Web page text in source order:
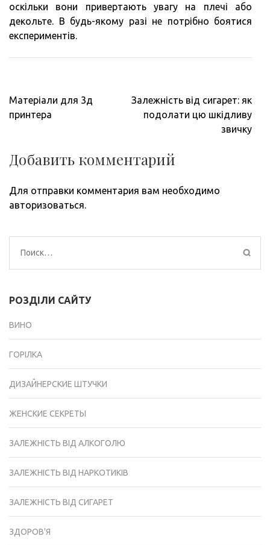
оскільки вони привертають увагу на плечі або
декольте. В будь-якому разі не потрібно боятися
експериментів.
Навигация
по
Матеріали для 3д
принтера
Залежність від сигарет: як
подолати цю шкідливу
звичку
Добавить комментарий
Для отправки комментария вам необходимо
авторизоваться.
Найти:
РОЗДІЛИ САЙТУ
ВИНО
ГОРІЛКА
ДИЗАЙНЕРСКИЕ ШТУЧКИ
ЖЕНСКИЕ СЕКРЕТЫ
ЗАЛЕЖНІСТЬ ВІД АЛКОГОЛЮ
ЗАЛЕЖНІСТЬ ВІД НАРКОТИКІВ
ЗАЛЕЖНІСТЬ ВІД СИГАРЕТ
ЗДОРОВ'Я